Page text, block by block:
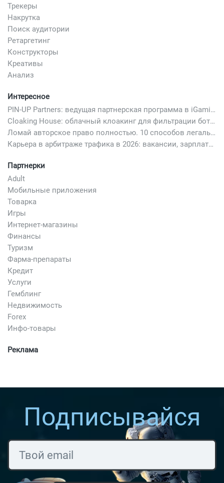
Трекеры
Накрутка
Поиск аудитории
Ретаргетинг
Конструкторы
Креативы
Анализ
Интересное
PIN-UP Partners: ведущая партнерская программа в iGaming
Cloaking House: облачный клоакинг для фильтрации ботов FB и Google Ads — гайд PHP-интеграции 2026
Ломай авторское право полностью. 10 способов легально добавить любимый трек в свой креатив
Карьера в арбитраже трафика в 2026: вакансии, зарплаты и как начать
Партнерки
Adult
Мобильные приложения
Товарка
Игры
Интернет-магазины
Финансы
Туризм
Фарма-препараты
Кредит
Услуги
Гемблинг
Недвижимость
Forex
Инфо-товары
Реклама
Подписывайся